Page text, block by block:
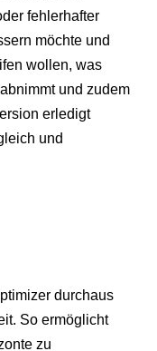
fehlerhafter
möchte und
wollen, was
und zudem
erledigt
und
durchaus
So ermöglicht
zu